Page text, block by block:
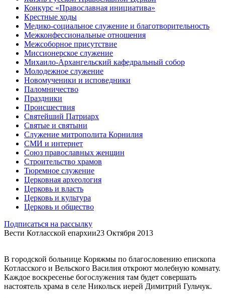
Конкурс «Православная инициатива»
Крестные ходы
Медико-социальное служение и благотворительность
Межконфессиональные отношения
Межсоборное присутствие
Миссионерское служение
Михаило-Архангельский кафедральный собор
Молодежное служение
Новомученики и исповедники
Паломничество
Праздники
Происшествия
Святейший Патриарх
Святые и святыни
Служение митрополита Корнилия
СМИ и интернет
Союз православных женщин
Строительство храмов
Тюремное служение
Церковная археология
Церковь и власть
Церковь и культура
Церковь и общество
Подписаться на рассылку
Вести Котласской епархии23 Октября 2013
В городской больнице Коряжмы по благословению епископа
Котласского и Вельского Василия откроют молебную комнату.
Каждое воскресенье богослужения там будет совершать
настоятель храма в селе Никольск иерей Димитрий Гульчук.